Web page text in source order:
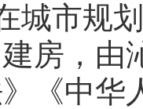
市规
房，由
《中华